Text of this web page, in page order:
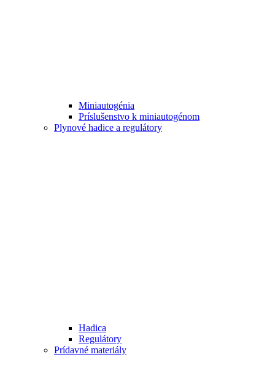
Miniautogénia
Príslušenstvo k miniautogénom
Plynové hadice a regulátory
Hadica
Regulátory
Prídavné materiály